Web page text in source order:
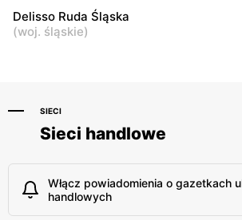
Delisso Ruda Śląska
(woj. śląskie)
SIECI
Sieci handlowe
Włącz powiadomienia o gazetkach
handlowych